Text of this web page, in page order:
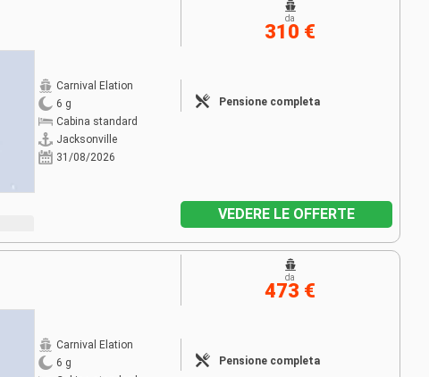
Carnival Elation
6 g
Cabina standard
Jacksonville
31/08/2026
Pensione completa
da
310 €
VEDERE LE OFFERTE
Carnival Elation
6 g
Pensione completa
da
473 €